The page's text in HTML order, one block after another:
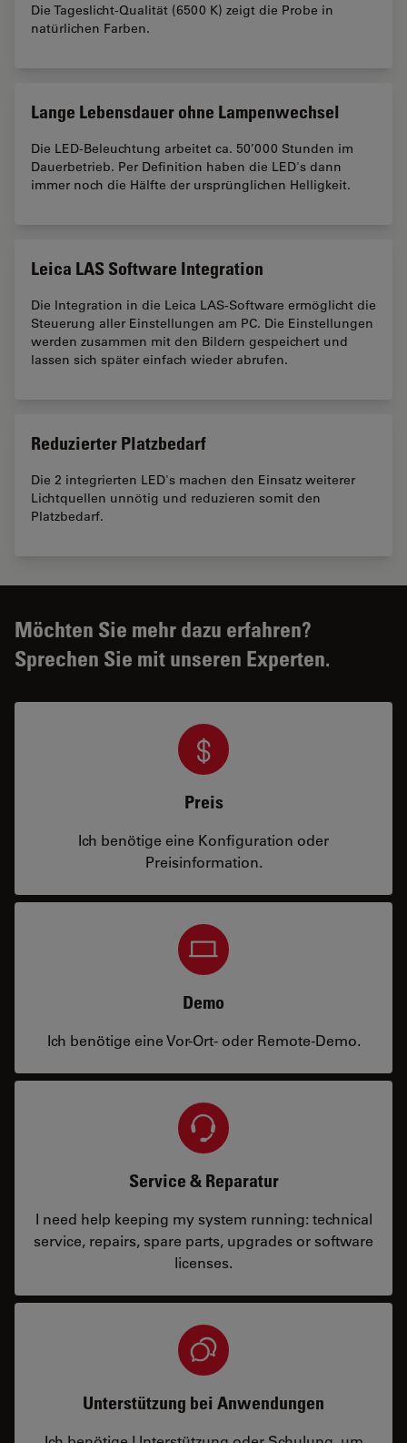
Die Tageslicht-Qualität (6500 K) zeigt die Probe in
natürlichen Farben.
Lange Lebensdauer ohne Lampenwechsel
Die LED-Beleuchtung arbeitet ca. 50’000 Stunden im
Dauerbetrieb. Per Definition haben die LED's dann
immer noch die Hälfte der ursprünglichen Helligkeit.
Leica LAS Software Integration
Die Integration in die Leica LAS-Software ermöglicht die
Steuerung aller Einstellungen am PC. Die Einstellungen
werden zusammen mit den Bildern gespeichert und
lassen sich später einfach wieder abrufen.
Reduzierter Platzbedarf
Die 2 integrierten LED's machen den Einsatz weiterer
Lichtquellen unnötig und reduzieren somit den
Platzbedarf.
Möchten Sie mehr dazu erfahren?
Sprechen Sie mit unseren Experten.
Preis
Ich benötige eine Konfiguration oder
Preisinformation.
Demo
Ich benötige eine Vor-Ort- oder Remote-Demo.
Service & Reparatur
I need help keeping my system running: technical
service, repairs, spare parts, upgrades or software
licenses.
Unterstützung bei Anwendungen